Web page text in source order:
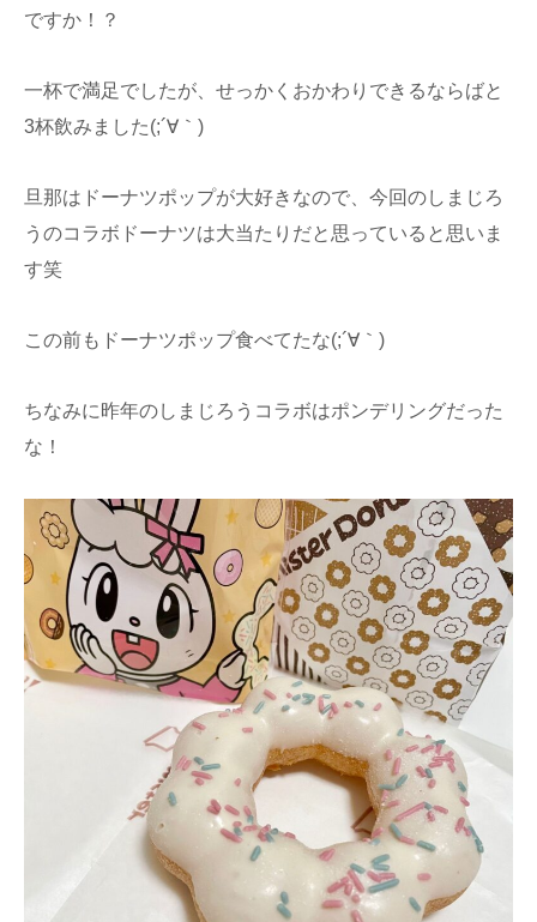
ですか！？
一杯で満足でしたが、せっかくおかわりできるならばと
3杯飲みました(;´∀｀)
旦那はドーナツポップが大好きなので、今回のしまじろ
うのコラボドーナツは大当たりだと思っていると思いま
す笑
この前もドーナツポップ食べてたな(;´∀｀)
ちなみに昨年のしまじろうコラボはポンデリングだった
な！